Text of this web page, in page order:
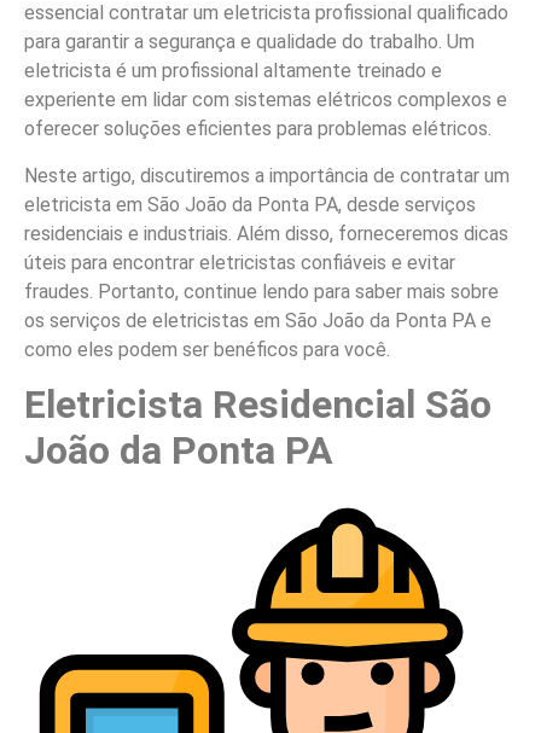
essencial contratar um eletricista profissional qualificado
para garantir a segurança e qualidade do trabalho. Um
eletricista é um profissional altamente treinado e
experiente em lidar com sistemas elétricos complexos e
oferecer soluções eficientes para problemas elétricos.
Neste artigo, discutiremos a importância de contratar um
eletricista em São João da Ponta PA, desde serviços
residenciais e industriais. Além disso, forneceremos dicas
úteis para encontrar eletricistas confiáveis e evitar
fraudes. Portanto, continue lendo para saber mais sobre
os serviços de eletricistas em São João da Ponta PA e
como eles podem ser benéficos para você.
Eletricista Residencial São
João da Ponta PA